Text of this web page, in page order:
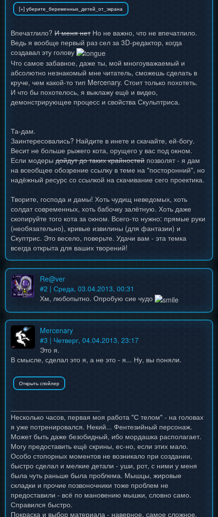
Впечатлило? И меня нетНо не важно, что не впечатлило.
Ведь я вообще первый раз сел за 3D-редактор, когда
создавал эту голову
Что самое забавное, даже ты, мой многоуважаемый и
абсолютно незнакомый мне читатель, сможешь сделать в
круче, чем какой-то тип Mercenary. Стоит только похотеть.
И что бы похотелось, я выклажу ещё и видео,
демонстрирующее процесс и свойства Скульптриса.
Та-дам.
Заинтересовались? Найдите в инете и скачайте, ей-богу.
Весит не больше рыжего кота, орущего у вас под окном.
Если модеры дойдут до таких крайностей позволят - я дам
на всеобщее обозрение ссылку в теме на "посторонний", но
надёжный ресурс со ссылкой на скачивание сего проектика.
Творите, господа и дамы! Хоть чудищ неведомых, хоть
солдат современных, хоть бабочку залётную. Хоть даже
скопируйте того кота за окном. Всего-то нужно: прямые руки
(необязательно), кривые извилины (для фантазии) и
Скуптрис. Это весело, поверьте. Удачи вам - эта темка
всегда открыта для ваших творений!
Re@ver
#2 | Среда, 03.04.2013, 00:31
Хм, любопытно. Опробую сие чудо
Mercenary
#3 | Четверг, 04.04.2013, 23:17
Это я.
В смысле, сделал это я, а не это - я... Ну, вы поняли.
Несколько часов, первая моя работа "С телом" - на головах
я уже потренировался. Некий... Фентезийный персонаж.
Может быть даже безобидный, ибо мордашка располагает.
Могу предоставить ещё скрины, ес-но, если этих мало.
Особо стопорных моментов не возникало при создании,
быстро сделал и мелкие детали - уши, рот, с ними у меня
была чуть раньше была проблема. Мышцы, жировые
складки и прочие позвоночники тоже проблем не
предоставили - всё по мановению мышки, словно само.
Справился быстро.
Покраска и выбор материала - наверное, самое сложное.